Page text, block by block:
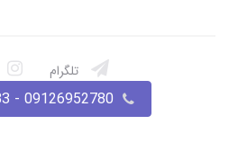
تلگرام
09126952780 - 02644723033